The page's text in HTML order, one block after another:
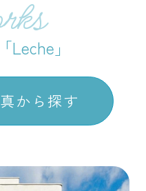
」
から探す
探す
casa corte
モダン